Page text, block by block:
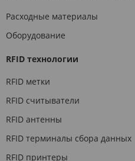
Расходные материалы
Оборудование
RFID технологии
RFID метки
RFID считыватели
RFID антенны
RFID терминалы сбора данных
RFID принтеры